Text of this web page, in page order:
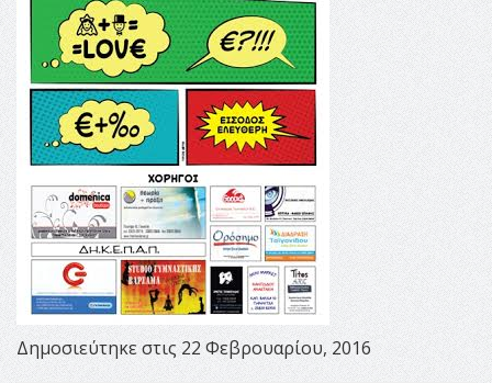
Δημοσιεύτηκε στις 22 Φεβρουαρίου, 2016